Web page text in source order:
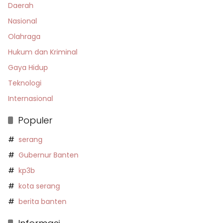
Daerah
Nasional
Olahraga
Hukum dan Kriminal
Gaya Hidup
Teknologi
Internasional
Populer
serang
Gubernur Banten
kp3b
kota serang
berita banten